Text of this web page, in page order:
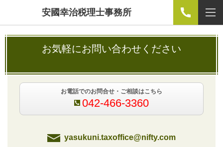
安國幸治税理士事務所
お気軽にお問い合わせください
お電話でのお問合せ・ご相談はこちら
042-466-3360
yasukuni.taxoffice@nifty.com